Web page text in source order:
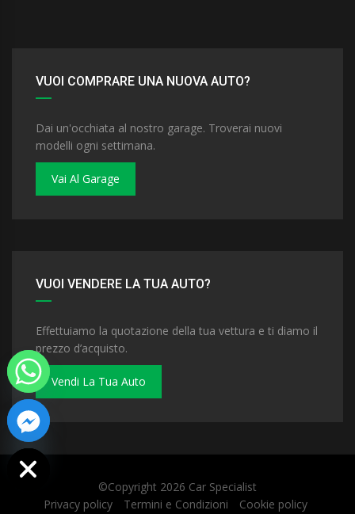
VUOI COMPRARE UNA NUOVA AUTO?
Dai un'occhiata al nostro garage. Troverai nuovi
modelli ogni settimana.
Vai Al Garage
VUOI VENDERE LA TUA AUTO?
Effettuiamo la quotazione della tua vettura e ti diamo il
prezzo d’acquisto.
Vendi La Tua Auto
©Copyright 2026 Car Specialist
Privacy policy
Termini e Condizioni Cookie policy